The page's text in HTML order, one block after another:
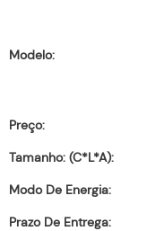
Modelo:
Preço:
Tamanho: (C*L*A):
Modo De Energia:
Prazo De Entrega: